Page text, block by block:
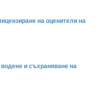
на оценители на
и съхраняване на